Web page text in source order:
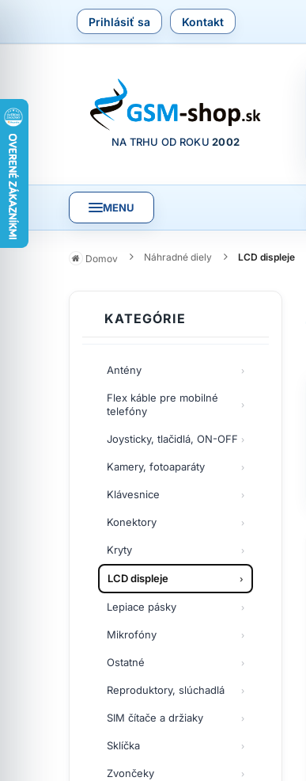
Prihlásiť sa Kontakt
NA TRHU OD ROKU2002
MENU
Domov Náhradné diely LCD displeje
KATEGÓRIE
Antény
Flex káble pre mobilné
telefóny
Joysticky, tlačidlá, ON-OFF
Kamery, fotoaparáty
Klávesnice
Konektory
Kryty
LCD displeje
Lepiace pásky
Mikrofóny
Ostatné
Reproduktory, slúchadlá
SIM čítače a držiaky
Sklíčka
Zvončeky